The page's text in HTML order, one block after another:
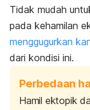
Tidak mudah
pada kehamilan
menggugurkan
dari kondisi ini.
Perbedaan
Hamil ektopik